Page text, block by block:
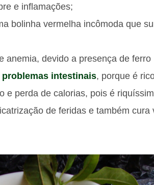
e inflamações;
bolinha vermelha incômoda que
anemia, devido a presença de ferro
intestinais, porque é
e perda de calorias, pois é
de feridas e também cura